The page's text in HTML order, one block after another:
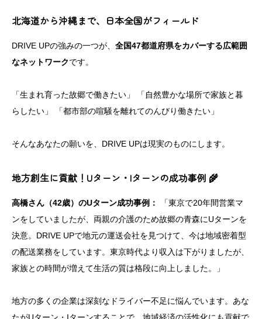
北海道から沖縄まで、日本全国がフィールド
DRIVE UPの強みの一つが、 全国47都道府県をカバーする広範囲
なネットワークです。
「生まれ育った故郷で働きたい」 「自然豊かな場所で家族と暮
らしたい」 「都市部の喧騒を離れてのんびり働きたい」
そんなあなたの願いを、DRIVE UPは現実のものにします。
地方創生に貢献！Uターン・Iターンの成功事例 🌾
高橋さん（42歳）のUターン成功事例：
「東京で20年間営業マ
ンをしていましたが、両親の介護のため故郷の青森にUターンを
決意。DRIVE UPで地元の運送会社を見つけて、今は地域密着型
の配送業務をしています。東京時代より収入は下がりましたが、
家族との時間が増えて生活の質は格段に向上しました。」
地方の多くの企業は深刻なドライバー不足に悩んでいます。あな